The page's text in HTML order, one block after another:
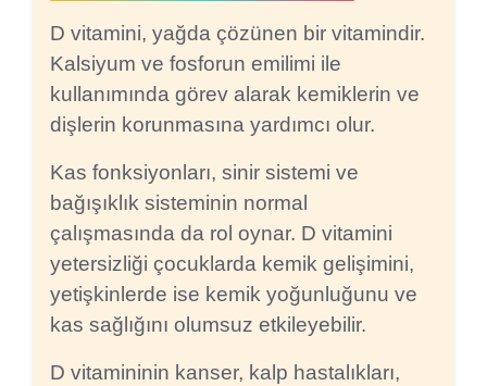
D vitamini, yağda çözünen bir vitamindir.
Kalsiyum ve fosforun emilimi ile
kullanımında görev alarak kemiklerin ve
dişlerin korunmasına yardımcı olur.
Kas fonksiyonları, sinir sistemi ve
bağışıklık sisteminin normal
çalışmasında da rol oynar. D vitamini
yetersizliği çocuklarda kemik gelişimini,
yetişkinlerde ise kemik yoğunluğunu ve
kas sağlığını olumsuz etkileyebilir.
D vitamininin kanser, kalp hastalıkları,